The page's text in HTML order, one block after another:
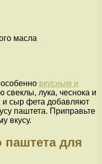
масла
вкусным и
свеклы, лука, чеснока и
и сыр фета добавляют
паштета. Приправьте
вкусу.
паштета для